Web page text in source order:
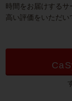
時間をお届けするサ
高い評価をいただい